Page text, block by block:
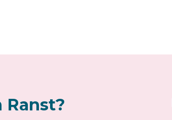
Ranst?